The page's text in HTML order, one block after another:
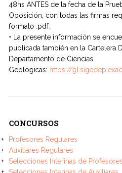
48hs ANTES de la fecha de la
Oposición, con todas las firmas
formato .pdf.
• La presente información se
publicada también en la Cartelera
Departamento de Ciencias
Geológicas: https://
CONCURSOS
Profesores Regulares
Auxiliares Regulares
Selecciones Interinas de